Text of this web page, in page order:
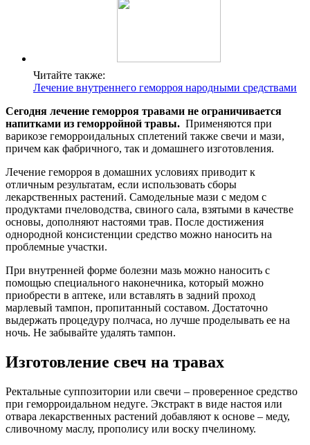
Читайте также:
Лечение внутреннего геморроя народными средствами
Сегодня лечение геморроя травами не ограничивается
напитками из геморройной травы. Применяются при
варикозе геморроидальных сплетений также свечи и мази,
причем как фабричного, так и домашнего изготовления.
Лечение геморроя в домашних условиях приводит к
отличным результатам, если использовать сборы
лекарственных растений. Самодельные мази с медом с
продуктами пчеловодства, свиного сала, взятыми в качестве
основы, дополняют настоями трав. После достижения
однородной консистенции средство можно наносить на
проблемные участки.
При внутренней форме болезни мазь можно наносить с
помощью специального наконечника, который можно
приобрести в аптеке, или вставлять в задний проход
марлевый тампон, пропитанный составом. Достаточно
выдержать процедуру полчаса, но лучше проделывать ее на
ночь. Не забывайте удалять тампон.
Изготовление свеч на травах
Ректальные суппозитории или свечи – проверенное средство
при геморроидальном недуге. Экстракт в виде настоя или
отвара лекарственных растений добавляют к основе – меду,
сливочному маслу, прополису или воску пчелиному.